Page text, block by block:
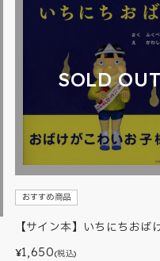
SOLD
おすすめ商品
【サイン本】いちにちおば
¥1,650(税込)